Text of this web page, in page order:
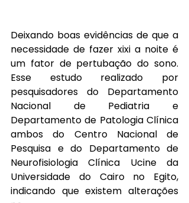
Deixando boas evidências de que a
necessidade de fazer xixi a noite é
um fator de pertubação do sono.
Esse estudo realizado por
pesquisadores do Departamento
Nacional de Pediatria e
Departamento de Patologia Clínica
ambos do Centro Nacional de
Pesquisa e do Departamento de
Neurofisiologia Clínica Ucine da
Universidade do Cairo no Egito,
indicando que existem alterações